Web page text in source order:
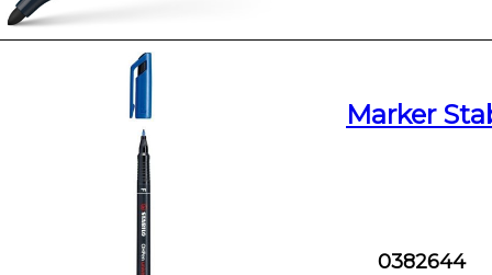
Marker
0382644